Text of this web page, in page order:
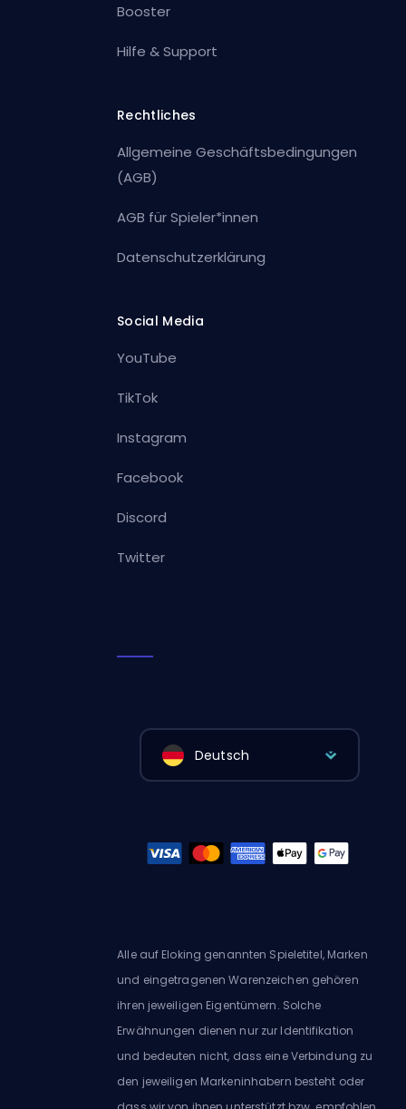
Booster
Hilfe & Support
Rechtliches
Allgemeine Geschäftsbedingungen
(AGB)
AGB für Spieler*innen
Datenschutzerklärung
Social Media
YouTube
TikTok
Instagram
Facebook
Discord
Twitter
Deutsch
Alle auf Eloking genannten Spieletitel, Marken
und eingetragenen Warenzeichen gehören
ihren jeweiligen Eigentümern. Solche
Erwähnungen dienen nur zur Identifikation
und bedeuten nicht, dass eine Verbindung zu
den jeweiligen Markeninhabern besteht oder